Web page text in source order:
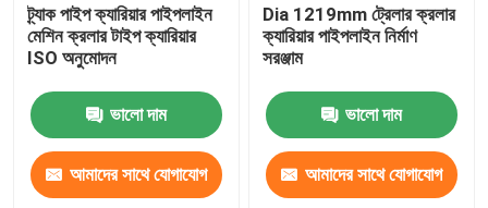
ট্র্যাক পাইপ ক্যারিয়ার পাইপলাইন
মেশিন ক্রলার টাইপ ক্যারিয়ার
ISO অনুমোদন
ভালো দাম
আমাদের সাথে যোগাযোগ
Dia 1219mm ট্রেলার ক্রলার
ক্যারিয়ার পাইপলাইন নির্মাণ
সরঞ্জাম
ভালো দাম
আমাদের সাথে যোগাযোগ